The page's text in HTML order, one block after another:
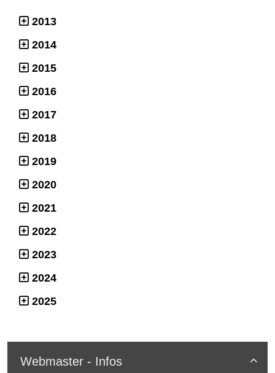
2013
2014
2015
2016
2017
2018
2019
2020
2021
2022
2023
2024
2025

Webmaster - Infos